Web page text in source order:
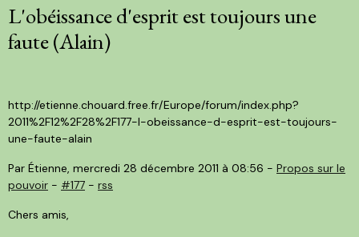
L'obéissance d'esprit est toujours une
faute (Alain)
http://etienne.chouard.free.fr/Europe/forum/index.php?
2011%2F12%2F28%2F177-l-obeissance-d-esprit-est-toujours-
une-faute-alain
Par Étienne, mercredi 28 décembre 2011 à 08:56 - Propos sur le
pouvoir - #177 - rss
Chers amis,